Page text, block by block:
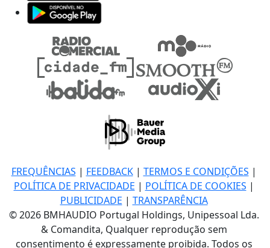
FREQUÊNCIAS | FEEDBACK| TERMOS E CONDIÇÕES |
POLÍTICA DE PRIVACIDADE | POLÍTICA DE COOKIES |
PUBLICIDADE | TRANSPARÊNCIA
© 2026 BMHAUDIO Portugal Holdings, Unipessoal Lda.
& Comandita, Qualquer reprodução sem
consentimento é expressamente proibida. Todos os